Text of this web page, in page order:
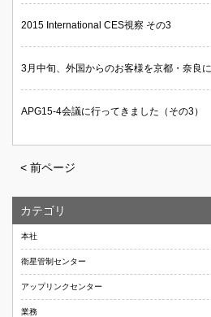
2015 International CES視察 その3
3月中旬、外国からのお客様を京都・奈良
APG15-4会議に行ってきました（その3）
< 前ページ
カテゴリ
本社
衛星管制センター
アップリンクセンター
業務